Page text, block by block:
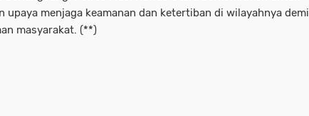
upaya menjaga keamanan dan ketertiban di wilayahnya demi
masyarakat. (**)